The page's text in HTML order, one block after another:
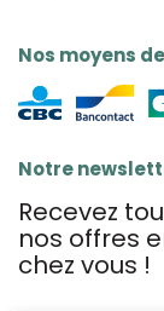
Nos moyens
Notre
Recevez
nos offres
chez vous !